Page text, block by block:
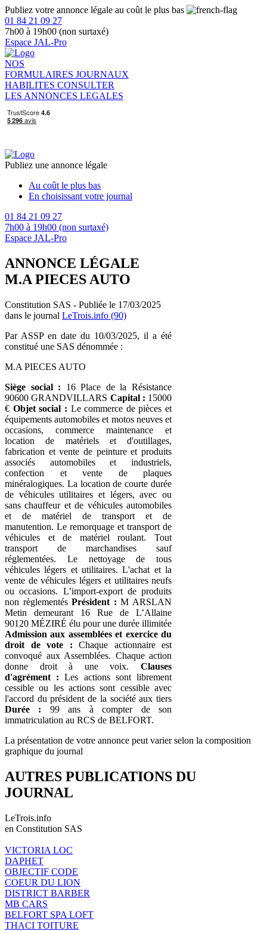
Publiez votre annonce légale au coût le plus bas
01 84 21 09 27
7h00 à 19h00 (non surtaxé)
Espace JAL-Pro
NOS
FORMULAIRES JOURNAUX
HABILITES CONSULTER
LES ANNONCES LEGALES
Publiez une annonce légale
Au coût le plus bas
En choisissant votre journal
01 84 21 09 27
7h00 à 19h00 (non surtaxé)
Espace JAL-Pro
ANNONCE LÉGALE
M.A PIECES AUTO
Constitution SAS - Publiée le 17/03/2025
dans le journal LeTrois.info (90)
Par ASSP en date du 10/03/2025, il a été
constitué une SAS dénommée :
M.A PIECES AUTO
Siège social : 16 Place de la Résistance
90600 GRANDVILLARS Capital : 15000
€ Objet social : Le commerce de pièces et
équipements automobiles et motos neuves et
occasions, commerce maintenance et
location de matériels et d'outillages,
fabrication et vente de peinture et produits
associés automobiles et industriels,
confection et vente de plaques
minéralogiques. La location de courte durée
de véhicules utilitaires et légers, avec ou
sans chauffeur et de véhicules automobiles
et de matériel de transport et de
manutention. Le remorquage et transport de
véhicules et de matériel roulant. Tout
transport de marchandises sauf
réglementées. Le nettoyage de tous
véhicules légers et utilitaires. L'achat et la
vente de véhicules légers et utilitaires neufs
ou occasions. L’import-export de produits
non règlementésPrésident : M ARSLAN
Metin demeurant 16 Rue de L’Allaine
90120 MÉZIRÉ élu pour une durée illimitée
Admission aux assemblées et exercice du
droit de vote : Chaque actionnaire est
convoqué aux Assemblées. Chaque action
donne droit à une voix. Clauses
d'agrément : Les actions sont librement
cessible ou les actions sont cessible avec
l'accord du président de la société aux tiers
Durée : 99 ans à compter de son
immatriculation au RCS de BELFORT.
La présentation de votre annonce peut varier selon la composition
graphique du journal
AUTRES PUBLICATIONS DU
JOURNAL
LeTrois.info
en Constitution SAS
VICTORIA LOC
DAPHET
OBJECTIF CODE
COEUR DU LION
DISTRICT BARBER
MB CARS
BELFORT SPA LOFT
THACI TOITURE